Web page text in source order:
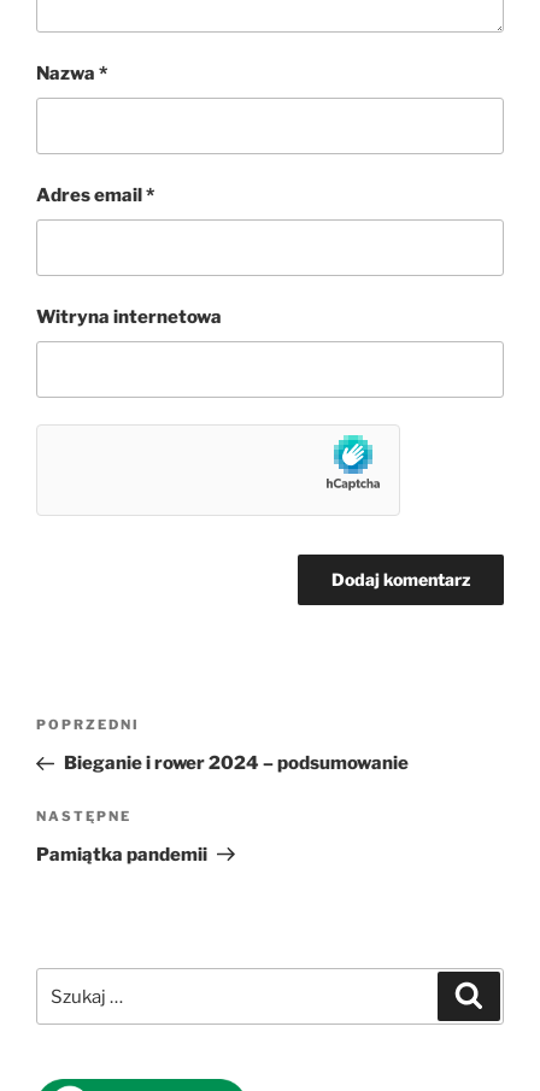
Nazwa *
Adres email*
Witryna internetowa
Nawigacja
Poprzedni
wpis
POPRZEDNI
Bieganie i rower 2024 – podsumowanie
Następny
wpis
NASTĘPNE
Pamiątka pandemii